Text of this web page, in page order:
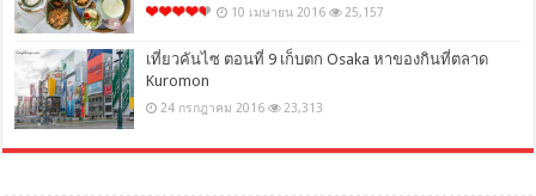
10 เมษายน 2016 25,157
เที่ยวคันไซ ตอนที่ 9 เก็บตก Osaka หาของกินที่ตลาด
Kuromon
24 กรกฎาคม 2016 23,313